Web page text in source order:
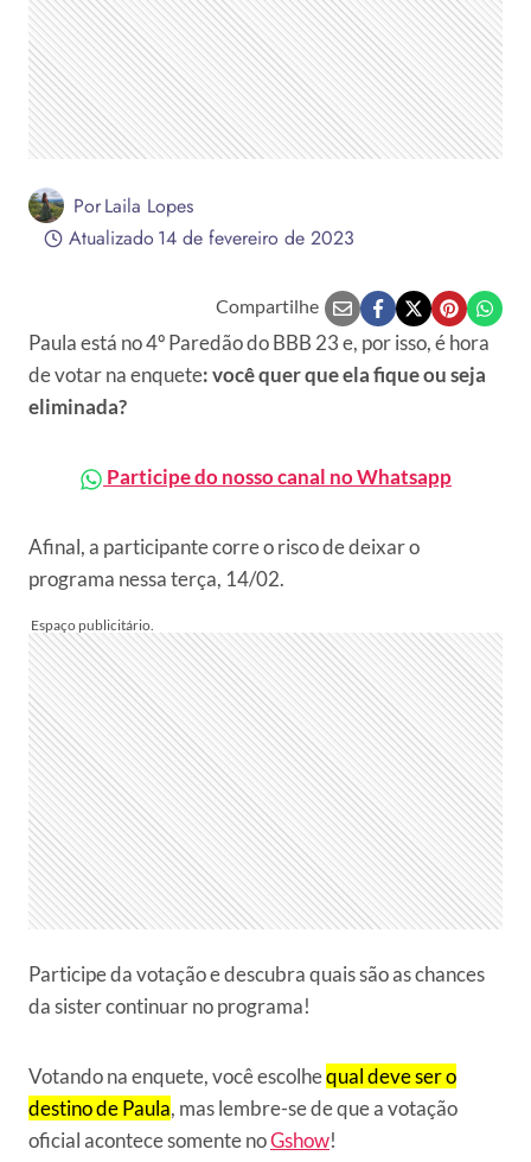
PorLaila Lopes
Atualizado14 de fevereiro de 2023
Compartilhe
Paula está no 4º Paredão do BBB 23 e, por isso, é hora
de votar na enquete: você quer que ela fique ou seja
eliminada?
Participe do nosso canal no Whatsapp
Afinal, a participante corre o risco de deixar o
programa nessa terça, 14/02.
Participe da votação e descubra quais são as chances
da sister continuar no programa!
Votando na enquete, você escolhequal deve ser o
destino de Paula, mas lembre-se de que a votação
oficial acontece somente noGshow!